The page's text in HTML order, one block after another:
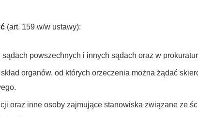
(art. 159 w/w ustawy):
powszechnych i innych sądach oraz w
organów, od których orzeczenia można żądać
oraz inne osoby zajmujące stanowiska związane ze